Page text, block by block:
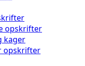
opskrifter
kager
opskrifter